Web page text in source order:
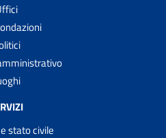
stato civile